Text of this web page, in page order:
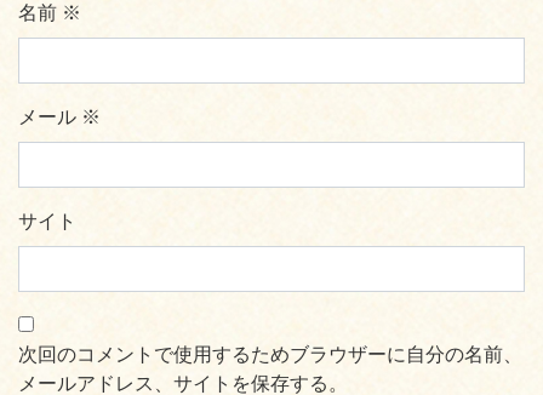
名前 ※
メール ※
サイト
次回のコメントで使用するためブラウザーに自分の名前、
メールアドレス、サイトを保存する。